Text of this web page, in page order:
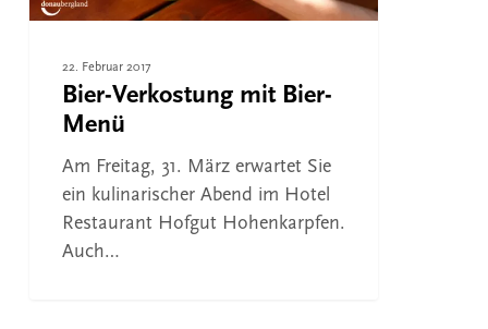
22. Februar 2017
Bier-Verkostung mit Bier-
Menü
Am Freitag, 31. März erwartet Sie
ein kulinarischer Abend im Hotel
Restaurant Hofgut Hohenkarpfen.
Auch…